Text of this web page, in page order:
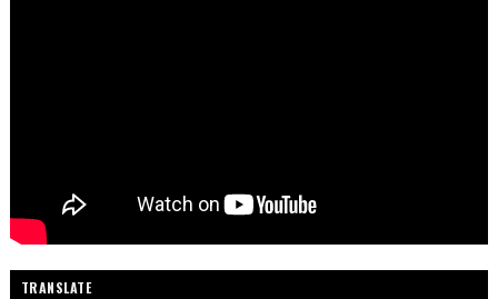
TRANSLATE